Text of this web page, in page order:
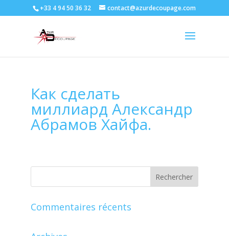
+33 4 94 50 36 32 contact@azurdecoupage.com
Как сделать
миллиард Александр
Абрамов Хайфа.
Commentaires récents